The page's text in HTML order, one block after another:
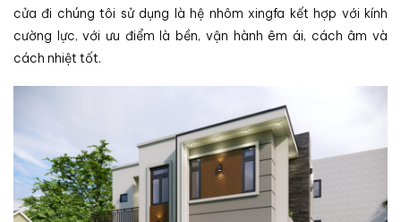
cửa đi chúng tôi sử dụng là hệ nhôm xingfa kết hợp với kính
cường lực, với ưu điểm là bền, vận hành êm ái, cách âm và
cách nhiệt tốt.